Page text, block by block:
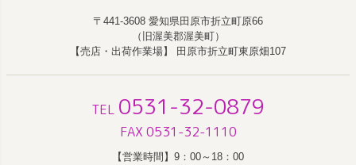
〒441-3608 愛知県田原市折立町原66
（旧渥美郡渥美町）
【売店・出荷作業場】 田原市折立町東原畑107
TEL 0531-32-0879
FAX 0531-32-1110
【営業時間】9：00～18：00